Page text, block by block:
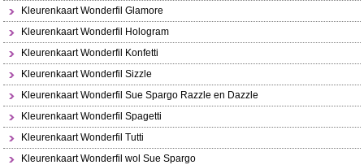
Kleurenkaart Wonderfil Glamore
Kleurenkaart Wonderfil Hologram
Kleurenkaart Wonderfil Konfetti
Kleurenkaart Wonderfil Sizzle
Kleurenkaart Wonderfil Sue Spargo Razzle en Dazzle
Kleurenkaart Wonderfil Spagetti
Kleurenkaart Wonderfil Tutti
Kleurenkaart Wonderfil wol Sue Spargo